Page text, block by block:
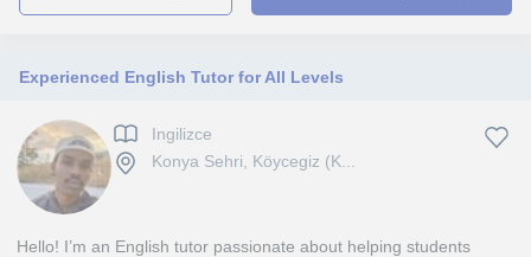
Experienced English Tutor for All Levels
Ingilizce
Konya Sehri, Köycegiz (K...
Hello! I’m an English tutor passionate about helping students